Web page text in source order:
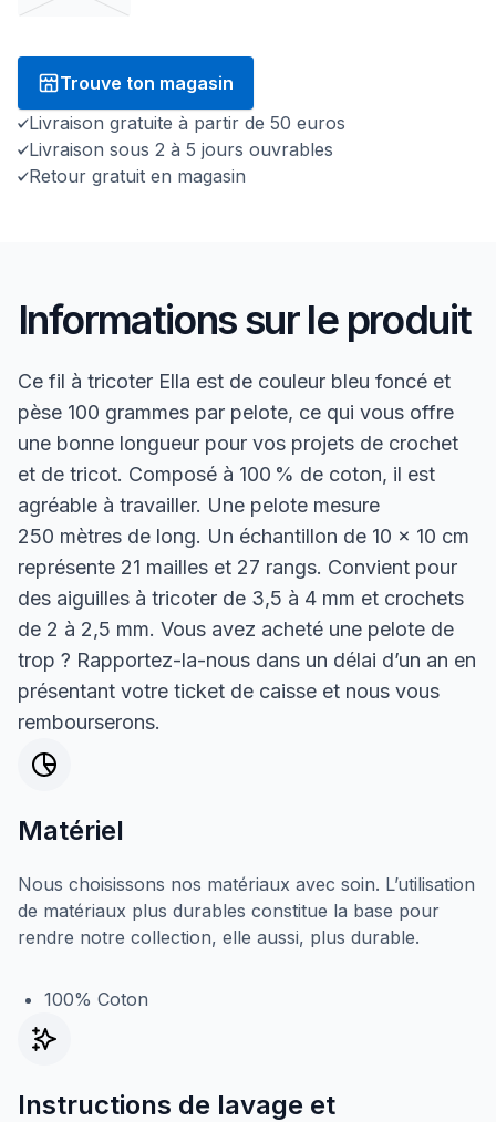
Trouve ton magasin
Livraison gratuite à partir de 50 euros
Livraison sous 2 à 5 jours ouvrables
Retour gratuit en magasin
Informations sur le produit
Ce fil à tricoter Ella est de couleur bleu foncé et
pèse 100 grammes par pelote, ce qui vous offre
une bonne longueur pour vos projets de crochet
et de tricot. Composé à 100 % de coton, il est
agréable à travailler. Une pelote mesure
250 mètres de long. Un échantillon de 10 x 10 cm
représente 21 mailles et 27 rangs. Convient pour
des aiguilles à tricoter de 3,5 à 4 mm et crochets
de 2 à 2,5 mm. Vous avez acheté une pelote de
trop ? Rapportez-la-nous dans un délai d’un an en
présentant votre ticket de caisse et nous vous
rembourserons.
Matériel
Nous choisissons nos matériaux avec soin. L’utilisation
de matériaux plus durables constitue la base pour
rendre notre collection, elle aussi, plus durable.
100% Coton
Instructions de lavage et